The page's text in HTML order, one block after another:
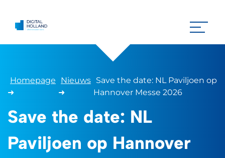
Homepage
➜
Nieuws
➜
Save the date: NL Paviljoen op
Hannover Messe 2026
Save the date: NL
Paviljoen op Hannover